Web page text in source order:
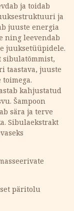
ja toidab
ja
juuste energia
ning leevendab
juuksetüüpidele.
sibulatõmmist,
taastava, juuste
kahjustatud
Šampoon
sära ja terve
Sibulaekstrakt
päritolu